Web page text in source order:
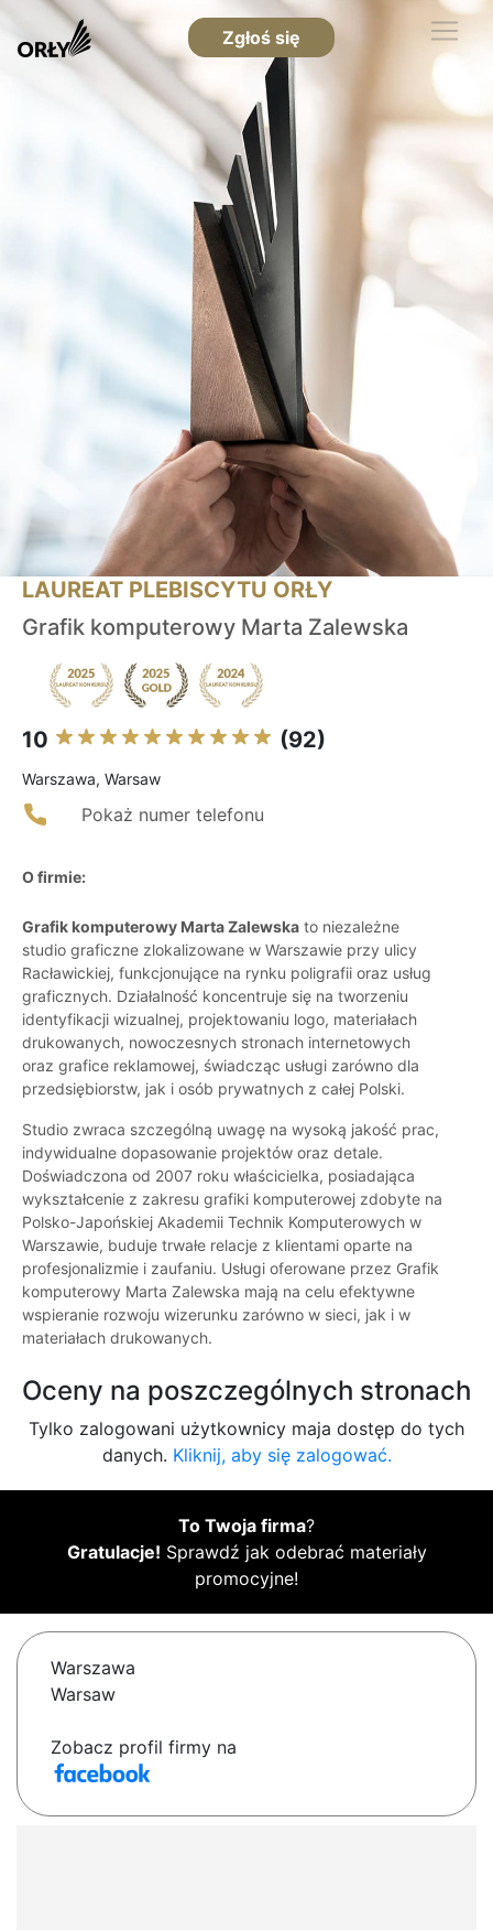
Zgłoś się
LAUREAT PLEBISCYTU ORŁY
Grafik komputerowy Marta Zalewska
10 (92)
Warszawa, Warsaw
Pokaż numer telefonu
O firmie:
Grafik komputerowy Marta Zalewska to niezależne
studio graficzne zlokalizowane w Warszawie przy ulicy
Racławickiej, funkcjonujące na rynku poligrafii oraz usług
graficznych. Działalność koncentruje się na tworzeniu
identyfikacji wizualnej, projektowaniu logo, materiałach
drukowanych, nowoczesnych stronach internetowych
oraz grafice reklamowej, świadcząc usługi zarówno dla
przedsiębiorstw, jak i osób prywatnych z całej Polski.
Studio zwraca szczególną uwagę na wysoką jakość prac,
indywidualne dopasowanie projektów oraz detale.
Doświadczona od 2007 roku właścicielka, posiadająca
wykształcenie z zakresu grafiki komputerowej zdobyte na
Polsko-Japońskiej Akademii Technik Komputerowych w
Warszawie, buduje trwałe relacje z klientami oparte na
profesjonalizmie i zaufaniu. Usługi oferowane przez Grafik
komputerowy Marta Zalewska mają na celu efektywne
wspieranie rozwoju wizerunku zarówno w sieci, jak i w
materiałach drukowanych.
Oceny na poszczególnych stronach
Tylko zalogowani użytkownicy maja dostęp do tych
danych. Kliknij, aby się zalogować.
To Twoja firma?
Gratulacje! Sprawdź jak odebrać materiały
promocyjne!
Warszawa
Warsaw
Zobacz profil firmy na